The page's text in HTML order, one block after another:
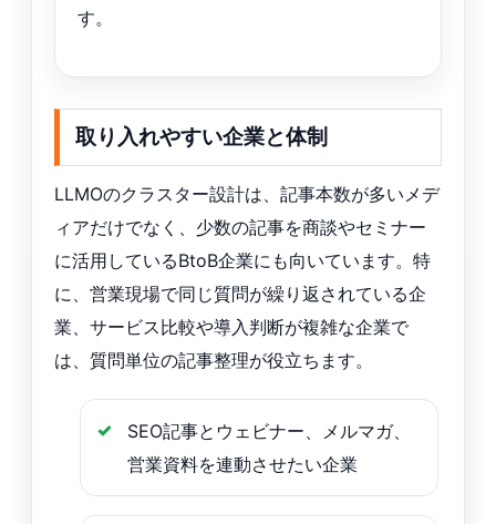
す。
取り入れやすい企業と体制
LLMOのクラスター設計は、記事本数が多いメデ
ィアだけでなく、少数の記事を商談やセミナー
に活用しているBtoB企業にも向いています。特
に、営業現場で同じ質問が繰り返されている企
業、サービス比較や導入判断が複雑な企業で
は、質問単位の記事整理が役立ちます。
SEO記事とウェビナー、メルマガ、
営業資料を連動させたい企業